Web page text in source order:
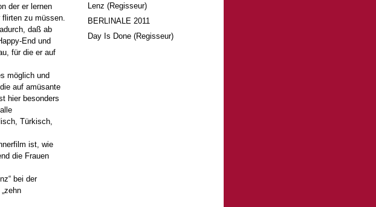
der er lernen
zu müssen.
daß ab
End und
für die er auf
möglich und
auf amüsante
hier besonders
Türkisch,
ist, wie
die Frauen
bei der
Lenz (Regisseur)
BERLINALE 2011
Day Is Done (Regisseur)